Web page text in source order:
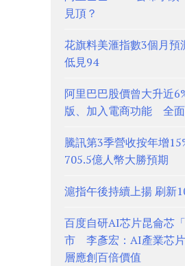
見頂？
花旗料美滙指數3個月預
低見94
阿里巴巴股價曾大升近
版、加入電商功能 全
騰訊第3季營收按年增
705.5億人幣大勝預期
滬指午後持續上揚 刷新
百度自研AI芯片昆侖芯
市 李彥宏：AI產業芯
層應創百倍價值